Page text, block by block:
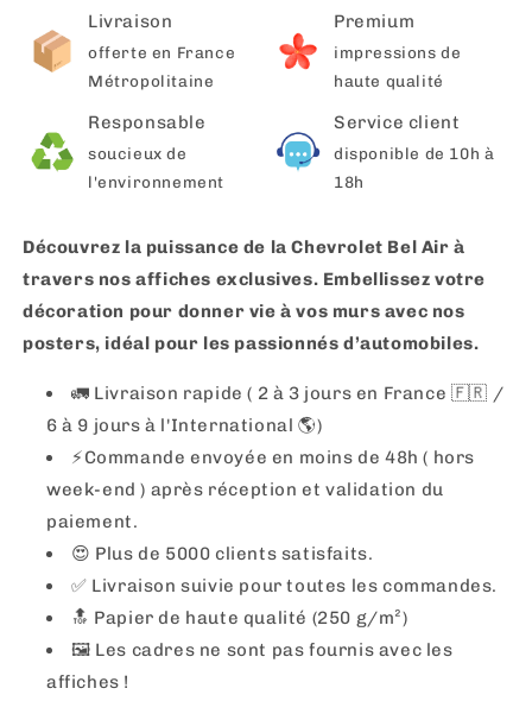
Livraison
offerte en France
Métropolitaine
Premium
impressions de
haute qualité
Responsable
soucieux de
l'environnement
Service client
disponible de 10h à
18h
Découvrez la puissance de la Chevrolet Bel Air à
travers nos affiches exclusives. Embellissez votre
décoration pour donner vie à vos murs avec nos
posters, idéal pour les passionnés d’automobiles.
🚛 Livraison rapide ( 2 à 3 jours en France 🇫🇷 /
6 à 9 jours à l'International 🌎)
⚡️Commande envoyée en moins de 48h ( hors
week-end ) après réception et validation du
paiement.
😍 Plus de 5000 clients satisfaits.
✅ Livraison suivie pour toutes les commandes.
🔝 Papier de haute qualité (250 g/m²)
🖼 Les cadres ne sont pas fournis avec les
affiches !